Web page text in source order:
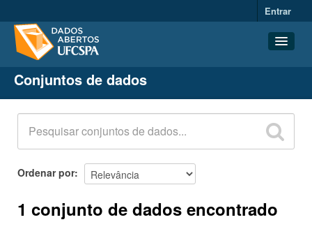
Entrar
Conjuntos de dados
Organizações
Grupos
Sobre
Conjuntos de dados
Ordenar por
1 conjunto de dados encontrado